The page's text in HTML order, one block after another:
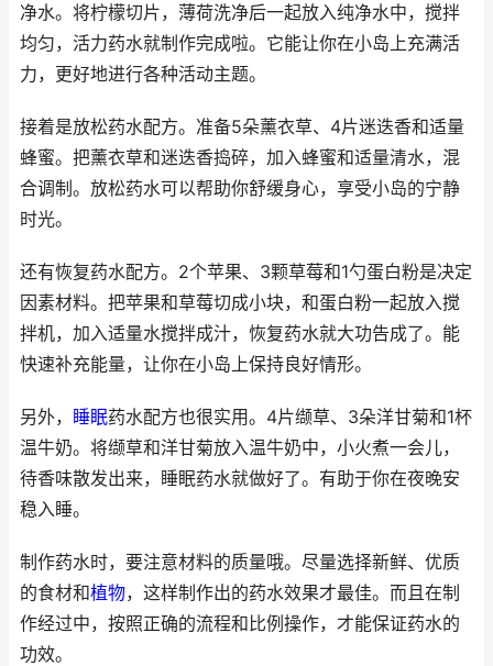
净水。将柠檬切片，薄荷洗净后一起放入纯净水中，搅拌
均匀，活力药水就制作完成啦。它能让你在小岛上充满活
力，更好地进行各种活动主题。
接着是放松药水配方。准备5朵薰衣草、4片迷迭香和适量
蜂蜜。把薰衣草和迷迭香捣碎，加入蜂蜜和适量清水，混
合调制。放松药水可以帮助你舒缓身心，享受小岛的宁静
时光。
还有恢复药水配方。2个苹果、3颗草莓和1勺蛋白粉是决定
因素材料。把苹果和草莓切成小块，和蛋白粉一起放入搅
拌机，加入适量水搅拌成汁，恢复药水就大功告成了。能
快速补充能量，让你在小岛上保持良好情形。
另外， 睡眠药水配方也很实用。4片缬草、3朵洋甘菊和1杯
温牛奶。将缬草和洋甘菊放入温牛奶中，小火煮一会儿，
待香味散发出来，睡眠药水就做好了。有助于你在夜晚安
稳入睡。
制作药水时，要注意材料的质量哦。尽量选择新鲜、优质
的食材和植物，这样制作出的药水效果才最佳。而且在制
作经过中，按照正确的流程和比例操作，才能保证药水的
功效。